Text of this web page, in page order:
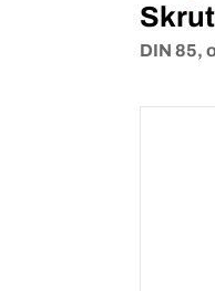
DIN 85,